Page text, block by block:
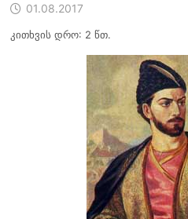
01.08.2017
კითხვის დრო: 2 წთ.